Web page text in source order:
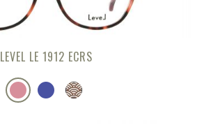
LEVEL LE 1912 ECRS